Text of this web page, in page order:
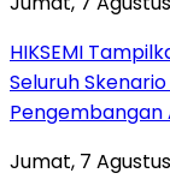
HIKSEMI
Seluruh
Pengembangan
Jumat, 7